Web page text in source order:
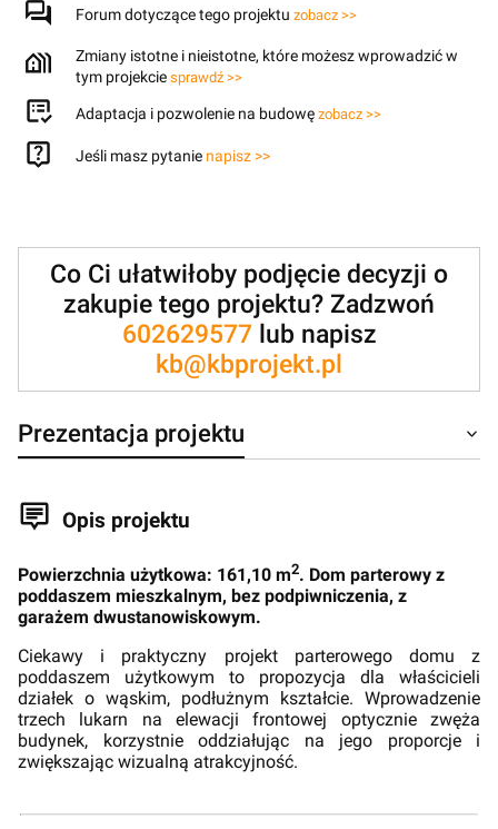
Forum dotyczące tego projektu zobacz >>
Zmiany istotne i nieistotne, które możesz wprowadzić w
tym projekcie sprawdź >>
Adaptacja i pozwolenie na budowę zobacz >>
Jeśli masz pytanie napisz >>
Co Ci ułatwiłoby podjęcie decyzji o
zakupie tego projektu? Zadzwoń
602629577lub napisz
kb@kbprojekt.pl
Prezentacja projektu
Opis projektu
Powierzchnia użytkowa: 161,10 m2. Dom parterowy z
poddaszem mieszkalnym, bez podpiwniczenia, z
garażem dwustanowiskowym.
Ciekawy i praktyczny projekt parterowego domu z
poddaszem użytkowym to propozycja dla właścicieli
działek o wąskim, podłużnym kształcie. Wprowadzenie
trzech lukarn na elewacji frontowej optycznie zwęża
budynek, korzystnie oddziałując na jego proporcje i
zwiększając wizualną atrakcyjność.